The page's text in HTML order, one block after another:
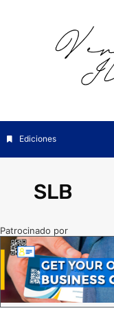
Ediciones
SLB
Patrocinado por